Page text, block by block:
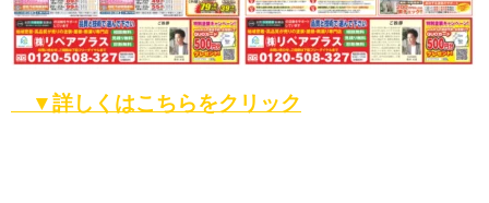
▼詳しくはこちらをクリック